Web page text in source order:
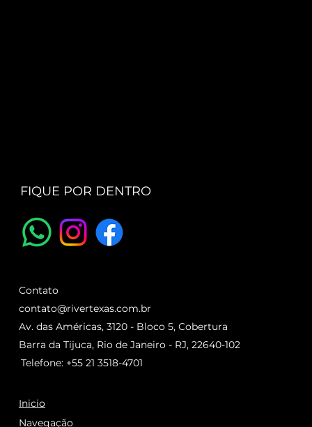
FIQUE POR DENTRO
Inicio
Navegação
Contato
contato@rivertexas.com.br
Telefone: +55 21 3518-4701
Av. das Américas, 3120 - Bloco 5, Cobertura
Barra da Tijuca, Rio de Janeiro - RJ, 22640-102